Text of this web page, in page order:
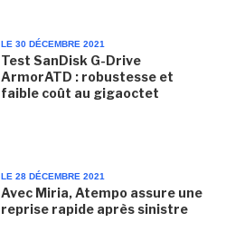
LE 30 DÉCEMBRE 2021
Test SanDisk G-Drive
ArmorATD : robustesse et
faible coût au gigaoctet
LE 28 DÉCEMBRE 2021
Avec Miria, Atempo assure une
reprise rapide après sinistre